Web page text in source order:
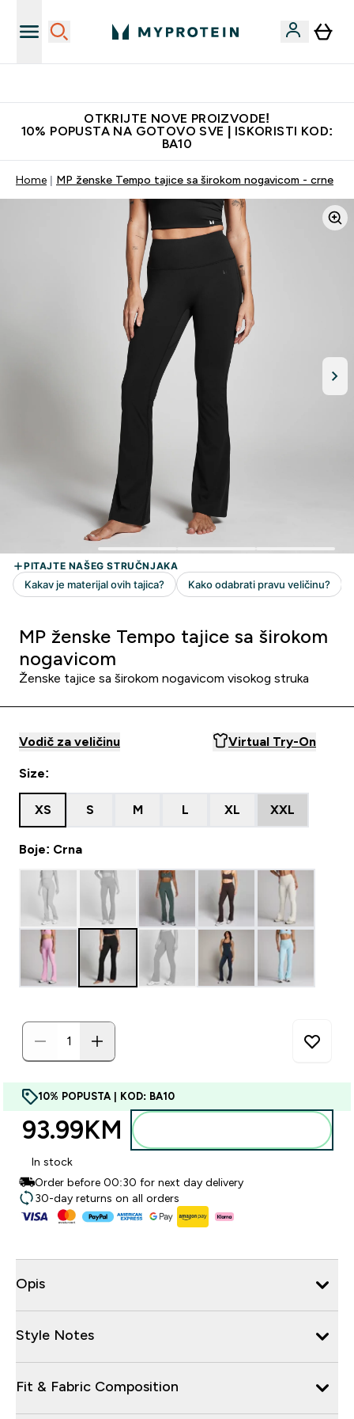
OTKRIJTE NOVE PROIZVODE!
10% POPUSTA NA GOTOVO SVE | ISKORISTI KOD:
BA10
Home MP ženske Tempo tajice sa širokom nogavicom - crne
MP ženske Tempo tajice sa širokom
nogavicom
Ženske tajice sa širokom nogavicom visokog struka
Vodič za veličinu Virtual Try-On
Size:
XS S M L XL XXL
Boje: Crna
10% POPUSTA | KOD: BA10
93.99KM‎
In stock
Order before 00:30 for next day delivery
30-day returns on all orders
Opis
Style Notes
Fit & Fabric Composition